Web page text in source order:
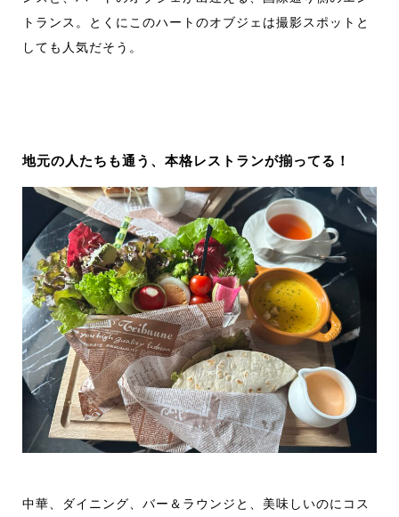
トランス。とくにこのハートのオブジェは撮影スポットと
しても人気だそう。
地元の人たちも通う、本格レストランが揃ってる！
中華、ダイニング、バー＆ラウンジと、美味しいのにコス